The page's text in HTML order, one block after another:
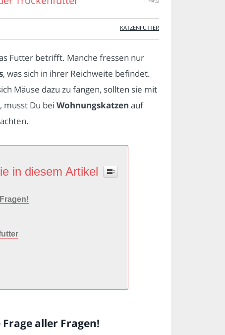
KATZENFUTTER
Futter betrifft. Manche fressen nur
, was sich in ihrer Reichweite befindet.
Mäuse dazu zu fangen, sollten sie mit
musst Du bei Wohnungskatzen auf
in diesem Artikel
aller Fragen!